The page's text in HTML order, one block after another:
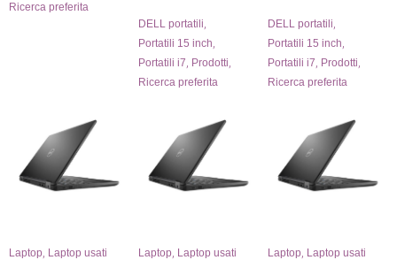
Ricerca preferita
DELL portatili,
Portatili 15 inch,
Portatili i7, Prodotti,
Ricerca preferita
DELL portatili,
Portatili 15 inch,
Portatili i7, Prodotti,
Ricerca preferita
Laptop Laptop usati Laptop, Laptop usati Laptop, Laptop usati